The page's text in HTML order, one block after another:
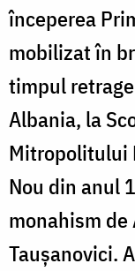
începerea
mobilizat în
timpul
Albania, la
Mitropolitului
Nou din anul
monahism
Taușanovici.